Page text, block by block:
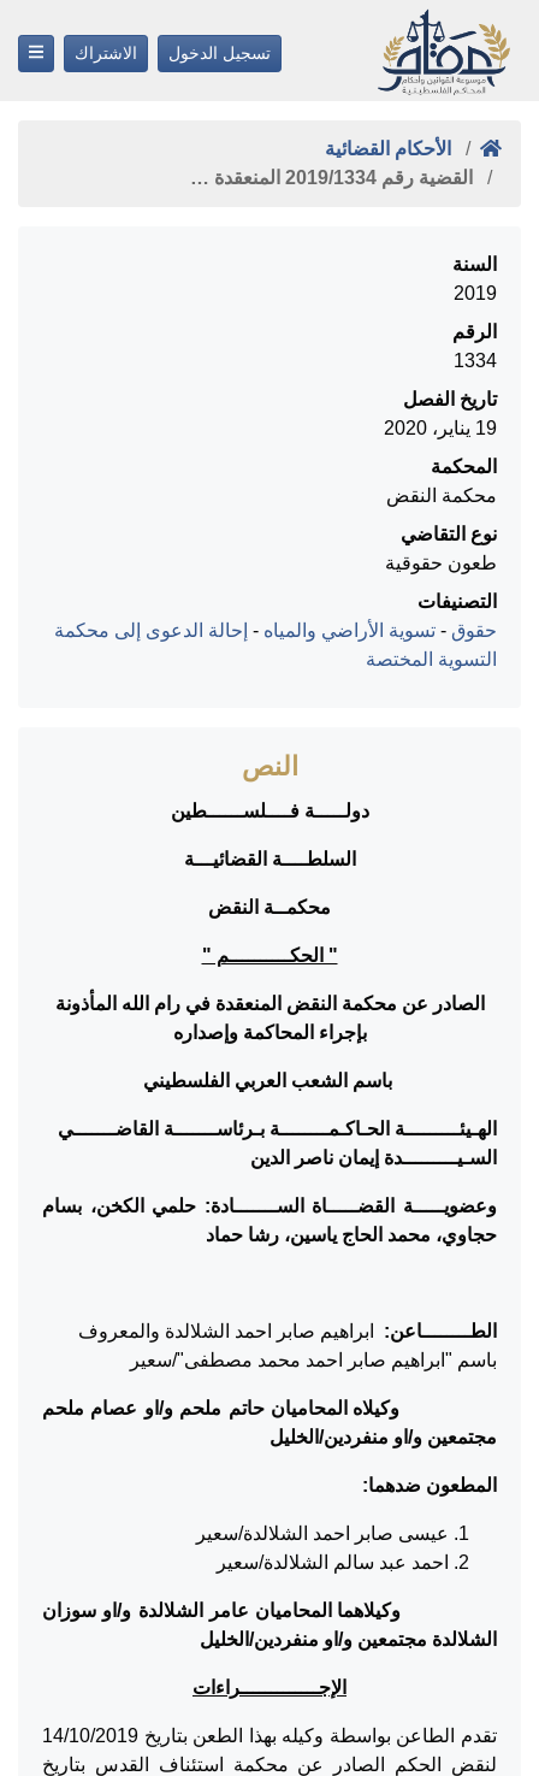
تسجيل الدخول الاشتراك
الأحكام القضائية
القضية رقم ‎1334‏/‎2019‏ المنعقدة …
السنة
2019
الرقم
1334
تاريخ الفصل
19 يناير، 2020
المحكمة
محكمة النقض
نوع التقاضي
طعون حقوقية
التصنيفات
حقوق - تسوية الأراضي والمياه - إحالة الدعوى إلى محكمة
التسوية المختصة
النص
دولـــــة فــــلســــــطين
السلطــــة القضائيـــة
محكمــة النقض
" الحكــــــــــم "
الصادر عن محكمة النقض المنعقدة في رام الله المأذونة
بإجراء المحاكمة وإصداره
باسم الشعب العربي الفلسطيني
الهـيئـــــــــة الحـاكـمــــــــة بـرئاســـــــة القاضـــــــي
السـيـــــــــدة إيمان ناصر الدين
وعضويـــــة القضـــــاة الســـــــادة: حلمي الكخن، بسام
حجاوي، محمد الحاج ياسين، رشا حماد
الطــــــــاعن:
ابراهيم صابر احمد الشلالدة والمعروف
باسم "ابراهيم صابر احمد محمد مصطفى"/سعير
وكيلاه المحاميان حاتم ملحم و/او عصام ملحم
مجتمعين و/او منفردين/الخليل
المطعون ضدهما:
عيسى صابر احمد الشلالدة/سعير
احمد عبد سالم الشلالدة/سعير
وكيلاهما المحاميان عامر الشلالدة و/او سوزان
الشلالدة مجتمعين و/او منفردين/الخليل
الإجـــــــــــــراءات
تقدم الطاعن بواسطة وكيله بهذا الطعن بتاريخ 14/10/2019
لنقض الحكم الصادر عن محكمة استئناف القدس بتاريخ